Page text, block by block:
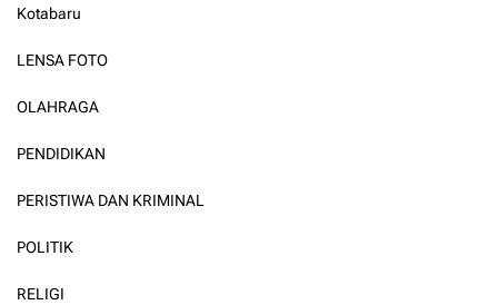
Kotabaru
LENSA FOTO
OLAHRAGA
PENDIDIKAN
PERISTIWA DAN KRIMINAL
POLITIK
RELIGI